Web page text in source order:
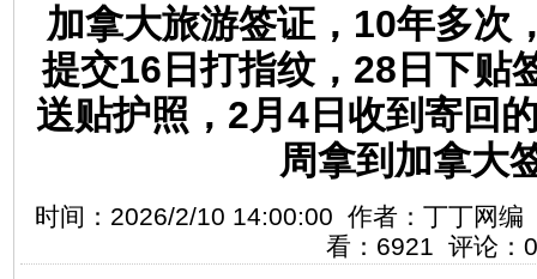
加拿大旅游签证，10年多次
提交16日打指纹，28日下贴
送贴护照，2月4日收到寄回
周拿到加拿大
时间：2026/2/10 14:00:00 作者：丁丁网
看：6921 评论：0